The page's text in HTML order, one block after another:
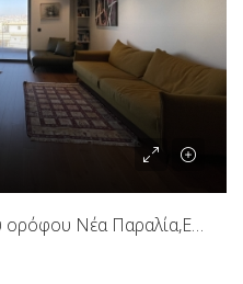
Μοναδικό διαμέρισμα 9ου ορόφου Νέα Παραλία,Ευζώνων